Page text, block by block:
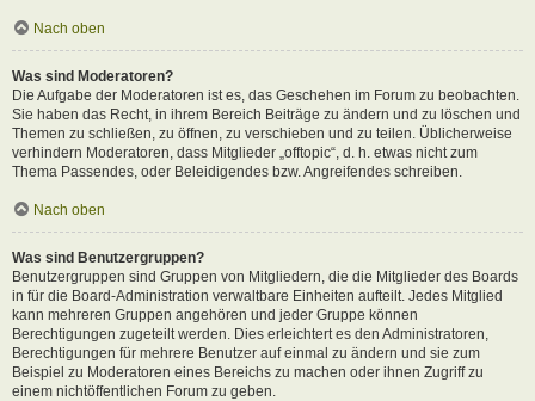
Nach oben
Was sind Moderatoren?
Die Aufgabe der Moderatoren ist es, das Geschehen im Forum zu beobachten.
Sie haben das Recht, in ihrem Bereich Beiträge zu ändern und zu löschen und
Themen zu schließen, zu öffnen, zu verschieben und zu teilen. Üblicherweise
verhindern Moderatoren, dass Mitglieder „offtopic“, d. h. etwas nicht zum
Thema Passendes, oder Beleidigendes bzw. Angreifendes schreiben.
Nach oben
Was sind Benutzergruppen?
Benutzergruppen sind Gruppen von Mitgliedern, die die Mitglieder des Boards
in für die Board-Administration verwaltbare Einheiten aufteilt. Jedes Mitglied
kann mehreren Gruppen angehören und jeder Gruppe können
Berechtigungen zugeteilt werden. Dies erleichtert es den Administratoren,
Berechtigungen für mehrere Benutzer auf einmal zu ändern und sie zum
Beispiel zu Moderatoren eines Bereichs zu machen oder ihnen Zugriff zu
einem nichtöffentlichen Forum zu geben.